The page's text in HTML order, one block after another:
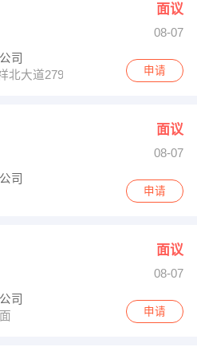
面议
08-07
司
北大道2799号佳海产业园 100＃
申请
面议
08-07
司
申请
面议
08-07
司
申请